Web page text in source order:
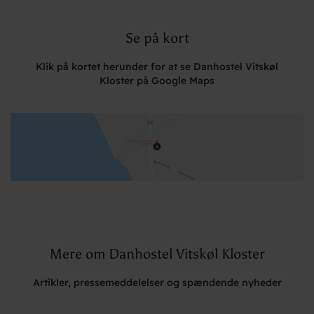
Se på kort
Klik på kortet herunder for at se Danhostel Vitskøl
Kloster på Google Maps
Mere om Danhostel Vitskøl Kloster
Artikler, pressemeddelelser og spændende nyheder